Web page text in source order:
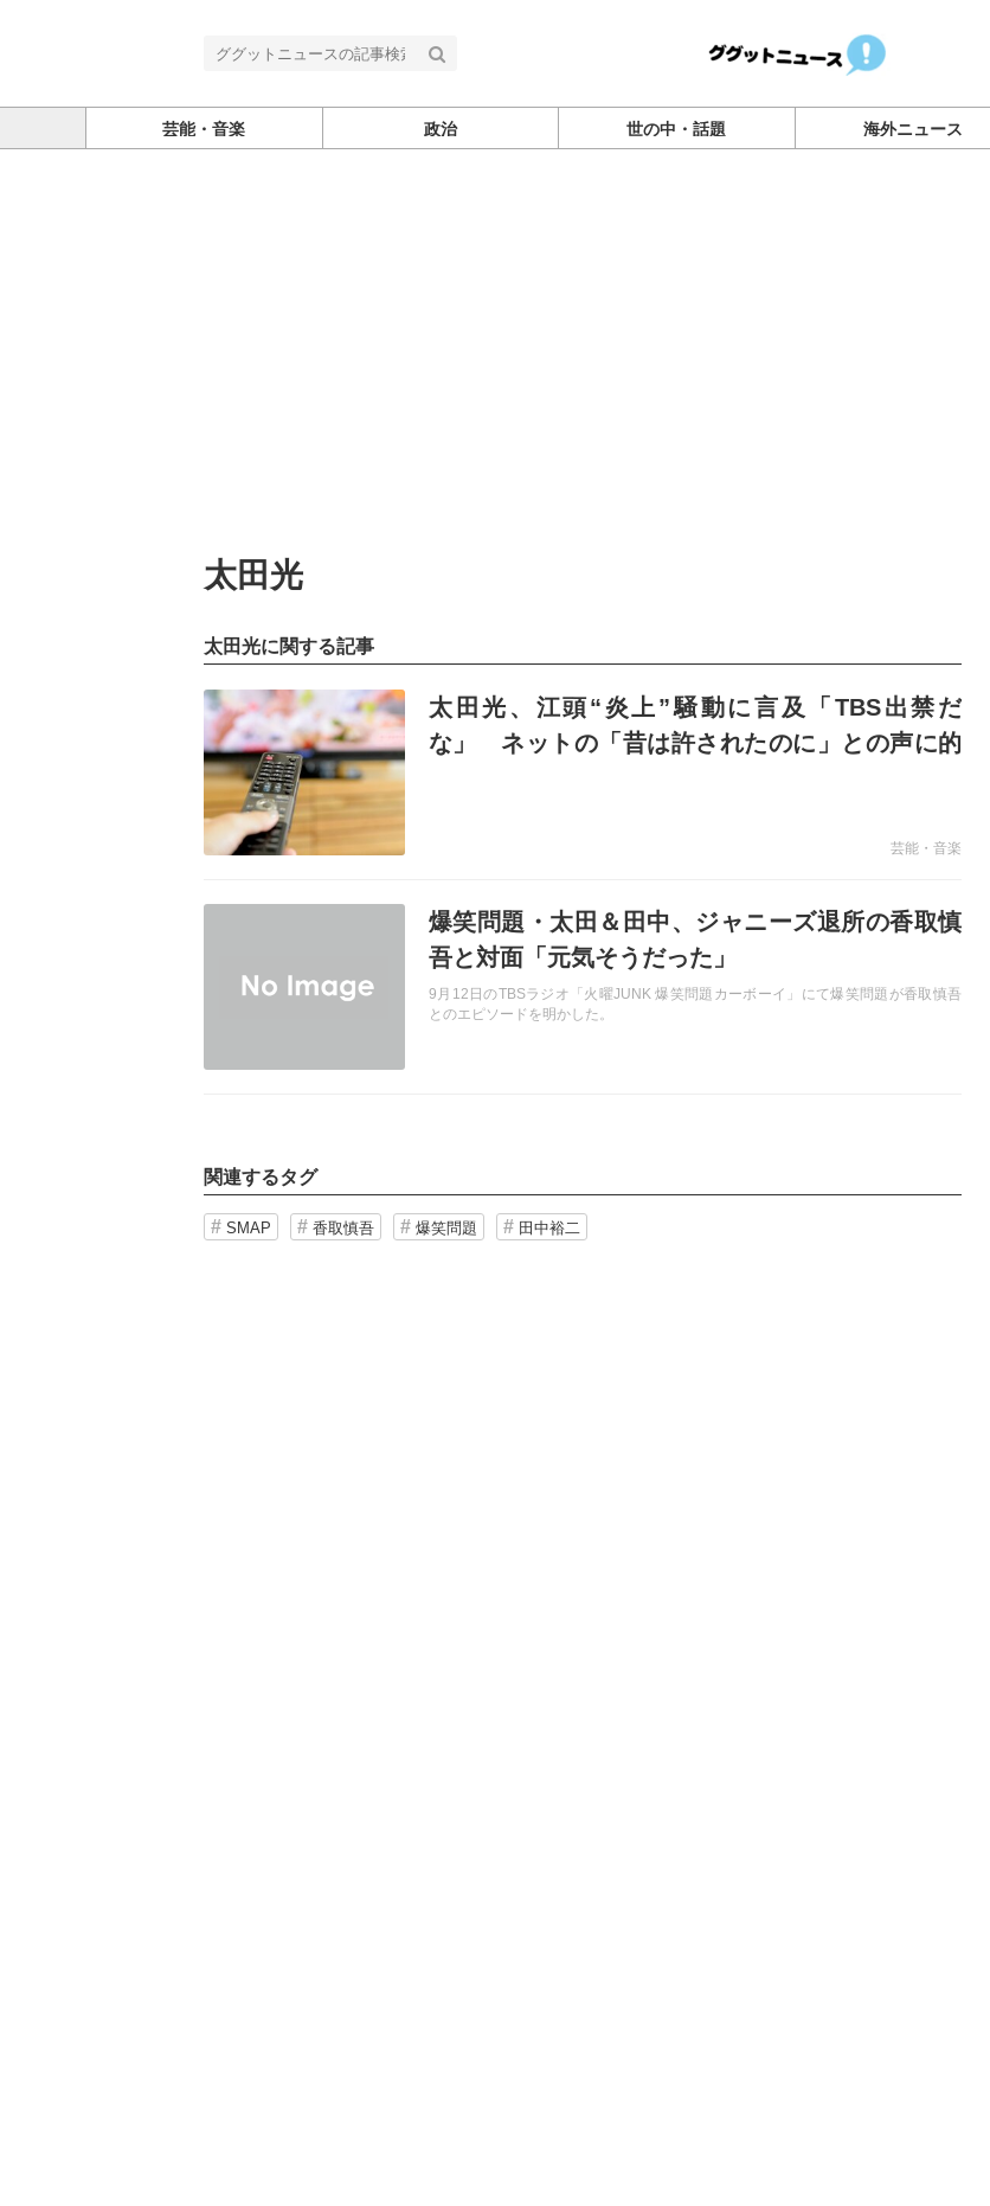
芸能・音楽 政治 世の中・話題 海外ニュース
太田光
太田光に関する記事
太田光、江頭“炎上”騒動に言及「TBS出禁だ
な」 ネットの「昔は許されたのに」との声に的
芸能・音楽
爆笑問題・太田＆田中、ジャニーズ退所の香取慎
吾と対面「元気そうだった」
9月12日のTBSラジオ「火曜JUNK 爆笑問題カーボーイ」にて爆笑問題が香取慎吾
とのエピソードを明かした。
関連するタグ
SMAP 香取慎吾 爆笑問題 田中裕二
記事